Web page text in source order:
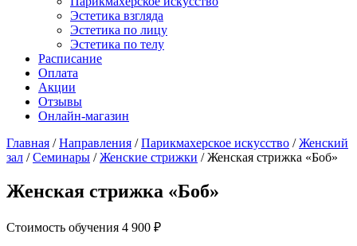
Эстетика взгляда
Эстетика по лицу
Эстетика по телу
Расписание
Оплата
Акции
Отзывы
Онлайн-магазин
Главная /Направления /Парикмахерское искусство /Женский
зал /Семинары /Женские стрижки /Женская стрижка «Боб»
Женская стрижка «Боб»
Стоимость обучения 4 900 ₽